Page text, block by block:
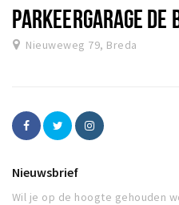
PARKEERGARAGE DE
Nieuweweg 79, Breda
Nieuwsbrief
Wil je op de hoogte gehouden